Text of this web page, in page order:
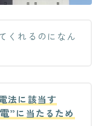
くれるのになん
法に該当す
”に当たるため